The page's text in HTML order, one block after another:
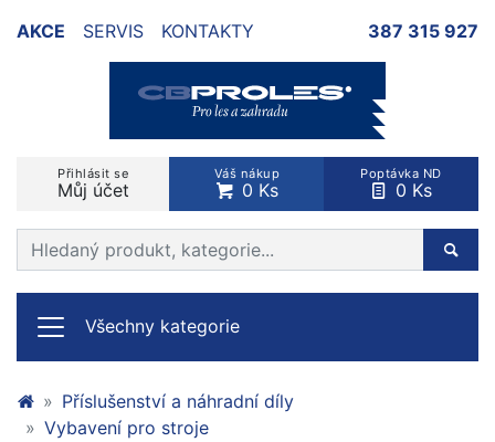
AKCE SERVIS KONTAKTY 387 315 927
Přihlásit se
Můj účet
Váš nákup
0 Ks
Poptávka ND
0 Ks
Prohledat web
Všechny kategorie
Příslušenství a náhradní díly
Vybavení pro stroje